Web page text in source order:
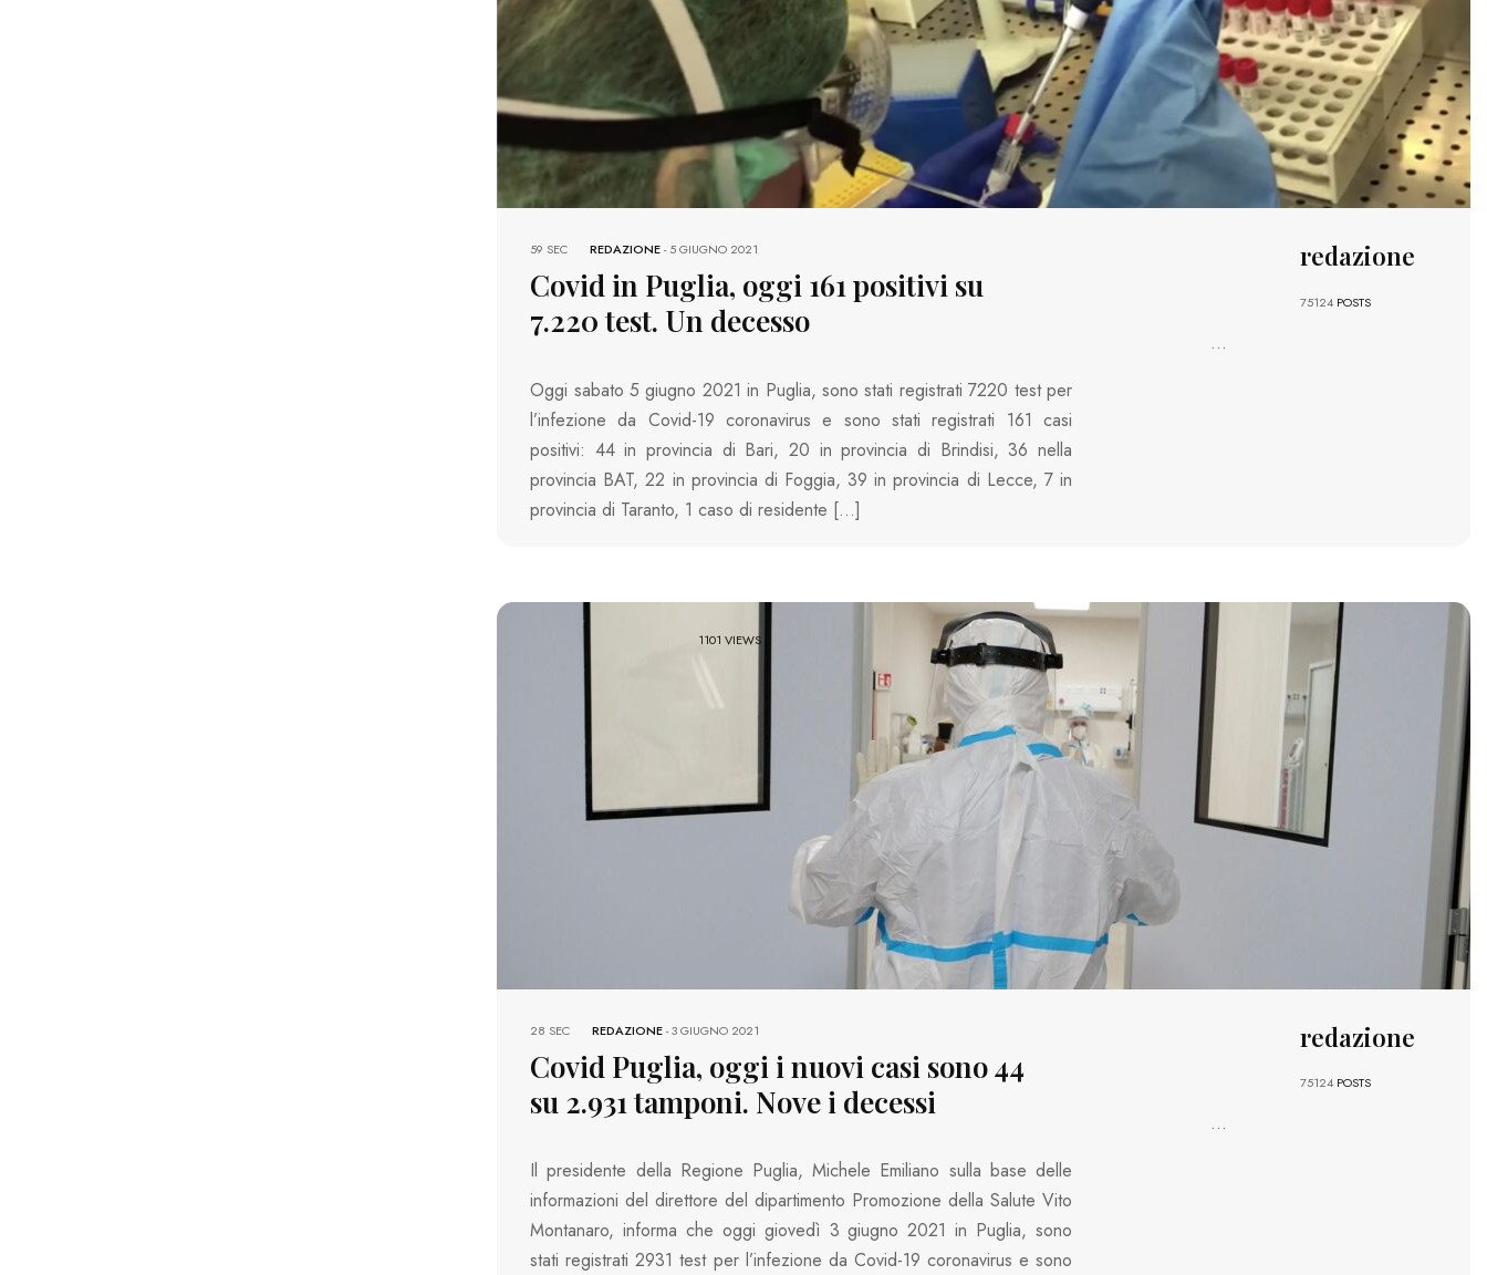
REDAZIONE-5 GIUGNO 2021
59 SEC
Covid in Puglia, oggi 161 positivi su
7.220 test. Un decesso
Oggi sabato 5 giugno 2021 in Puglia, sono stati registrati 7220 test per
l’infezione da Covid-19 coronavirus e sono stati registrati 161 casi
positivi: 44 in provincia di Bari, 20 in provincia di Brindisi, 36 nella
provincia BAT, 22 in provincia di Foggia, 39 in provincia di Lecce, 7 in
provincia di Taranto, 1 caso di residente […]
redazione
75124 POSTS
...
1101 VIEWS
REDAZIONE-3 GIUGNO 2021
28 SEC
Covid Puglia, oggi i nuovi casi sono 44
su 2.931 tamponi. Nove i decessi
Il presidente della Regione Puglia, Michele Emiliano sulla base delle
informazioni del direttore del dipartimento Promozione della Salute Vito
Montanaro, informa che oggi giovedì 3 giugno 2021 in Puglia, sono
stati registrati 2931 test per l’infezione da Covid-19 coronavirus e sono
redazione
75124 POSTS
...